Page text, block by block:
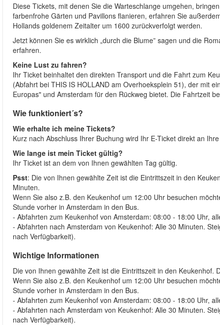
Diese Tickets, mit denen Sie die Warteschlange umgehen,
farbenfrohe Gärten und Pavillons flanieren, erfahren Sie
Hollands goldenem Zeitalter um 1600 zurückverfolgt werden.
Jetzt können Sie es wirklich „durch die Blume” sagen und die
erfahren.
Keine Lust zu fahren?
Ihr Ticket beinhaltet den direkten Transport und die Fahrt zum
(Abfahrt bei THIS IS HOLLAND am Overhoeksplein 51), der mit
Europas" und Amsterdam für den Rückweg bietet. Die Fahrtzeit
Wie funktioniert´s?
Wie erhalte ich meine Tickets?
Kurz nach Abschluss Ihrer Buchung wird Ihr E-Ticket direkt an
Wie lange ist mein Ticket gültig?
Ihr Ticket ist an dem von Ihnen gewählten Tag gültig.
Psst: Die von Ihnen gewählte Zeit ist die Eintrittszeit in den
Minuten.
Wenn Sie also z.B. den Keukenhof um 12:00 Uhr besuchen
Stunde vorher in Amsterdam in den Bus.
- Abfahrten zum Keukenhof von Amsterdam: 08:00 - 18:00 Uhr,
- Abfahrten nach Amsterdam von Keukenhof: Alle 30 Minuten.
nach Verfügbarkeit).
Wichtige Informationen
Die von Ihnen gewählte Zeit ist die Eintrittszeit in den
Wenn Sie also z.B. den Keukenhof um 12:00 Uhr besuchen
Stunde vorher in Amsterdam in den Bus.
- Abfahrten zum Keukenhof von Amsterdam: 08:00 - 18:00 Uhr,
- Abfahrten nach Amsterdam von Keukenhof: Alle 30 Minuten.
nach Verfügbarkeit).